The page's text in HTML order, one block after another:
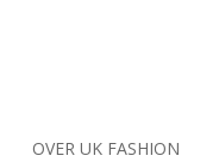
OVER UK FASHION